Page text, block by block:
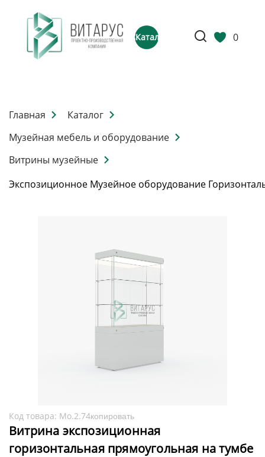
Каталог 0
Главная
Каталог
Музейная мебель и оборудование
Витрины музейные
Экспозиционное Музейное оборудование
Код товара: Мо.2.74копировать
Витрина экспозиционная
горизонтальная прямоугольная на тумбе